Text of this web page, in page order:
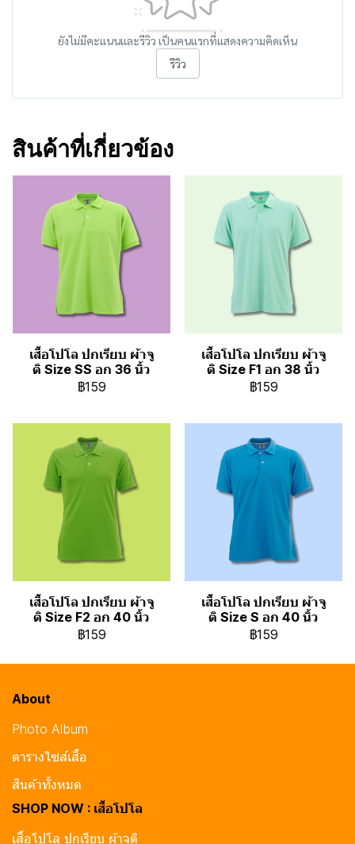
ยังไม่มีคะแนนและรีวิว เป็นคนแรกที่แสดงความคิดเห็น
รีวิว
สินค้าที่เกี่ยวข้อง
เสื้อโปโล ปกเรียบ ผ้าจู
ติ Size SS อก 36 นิ้ว
฿159
เสื้อโปโล ปกเรียบ ผ้าจู
ติ Size F1 อก 38 นิ้ว
฿159
เสื้อโปโล ปกเรียบ ผ้าจู
ติ Size F2 อก 40 นิ้ว
฿159
เสื้อโปโล ปกเรียบ ผ้าจู
ติ Size S อก 40 นิ้ว
฿159
About
Photo Album
ตารางไซส์เสื้อ
สินค้าทั้งหมด
SHOP NOW : เสื้อโปโล
เสื้อโปโล ปกเรียบ ผ้าจูติ